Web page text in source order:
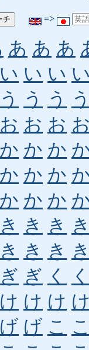
=>
あ あ あ
い い い
う う う
お お お
か か か
か か か
か か か
き き き
き き き
ぎ ぎ く
け け け
げ げ こ